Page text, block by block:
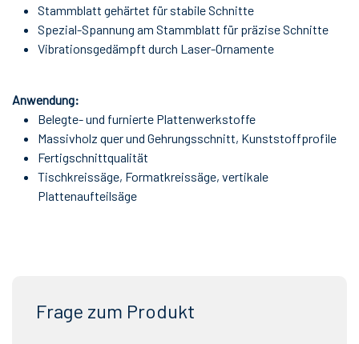
Stammblatt gehärtet für stabile Schnitte
Spezial-Spannung am Stammblatt für präzise Schnitte
Vibrationsgedämpft durch Laser-Ornamente
Anwendung:
Belegte- und furnierte Plattenwerkstoffe
Massivholz quer und Gehrungsschnitt, Kunststoffprofile
Fertigschnittqualität
Tischkreissäge, Formatkreissäge, vertikale
Plattenaufteilsäge
Frage zum Produkt